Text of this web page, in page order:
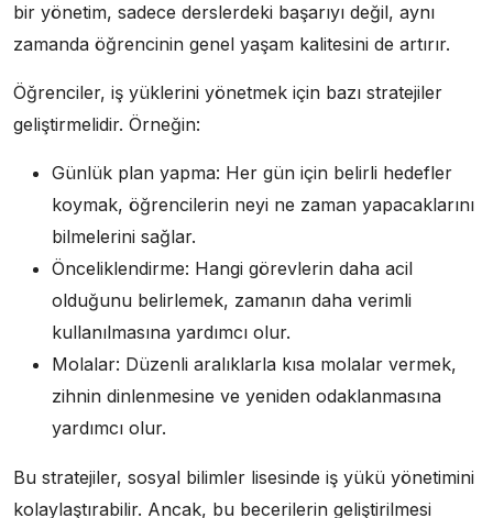
bir yönetim, sadece derslerdeki başarıyı değil, aynı
zamanda öğrencinin genel yaşam kalitesini de artırır.
Öğrenciler, iş yüklerini yönetmek için bazı stratejiler
geliştirmelidir. Örneğin:
Günlük plan yapma: Her gün için belirli hedefler
koymak, öğrencilerin neyi ne zaman yapacaklarını
bilmelerini sağlar.
Önceliklendirme: Hangi görevlerin daha acil
olduğunu belirlemek, zamanın daha verimli
kullanılmasına yardımcı olur.
Molalar: Düzenli aralıklarla kısa molalar vermek,
zihnin dinlenmesine ve yeniden odaklanmasına
yardımcı olur.
Bu stratejiler, sosyal bilimler lisesinde iş yükü yönetimini
kolaylaştırabilir. Ancak, bu becerilerin geliştirilmesi